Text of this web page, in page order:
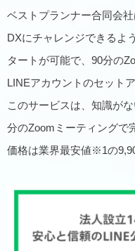
ベストプランナー合同会
DXにチャレンジできるよ
タートが可能で、90分の
LINEアカウントのセット
このサービスは、知識が
分のZoomミーティングで
価格は業界最安値※1の